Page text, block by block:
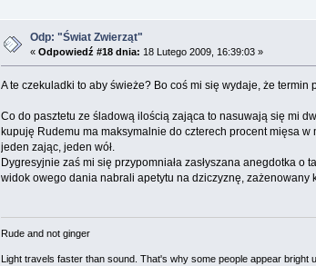
Odp: "Świat Zwierząt"
«Odpowiedź #18 dnia: 18 Lutego 2009, 16:39:03 »
A te czekuladki to aby świeże? Bo coś mi się wydaje, że
Co do pasztetu ze śladową ilością zająca to nasuwają się mi
kupuję Rudemu ma maksymalnie do czterech procent mięsa w
jeden zając, jeden wół.
Dygresyjnie zaś mi się przypomniała zasłyszana anegdotka
widok owego dania nabrali apetytu na dziczyznę, zażenowany
Rude and not ginger
Light travels faster than sound. That's why some people appear bright